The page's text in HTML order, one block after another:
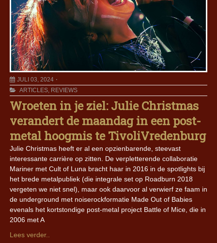
JULI 03, 2024
ARTICLES, REVIEWS
Wroeten in je ziel: Julie Christmas
verandert de maandag in een post-
metal hoogmis te TivoliVredenburg
Julie Christmas heeft er al een opzienbarende, steevast
interessante carrière op zitten. De verpletterende collaboratie
Mariner met Cult of Luna bracht haar in 2016 in de spotlights bij
het brede metalpubliek (die integrale set op Roadburn 2018
vergeten we niet snel), maar ook daarvoor al verwierf ze faam in
de underground met noiserockformatie Made Out of Babies
evenals het kortstondige post-metal project Battle of Mice, die in
2006 met A
Lees verder..